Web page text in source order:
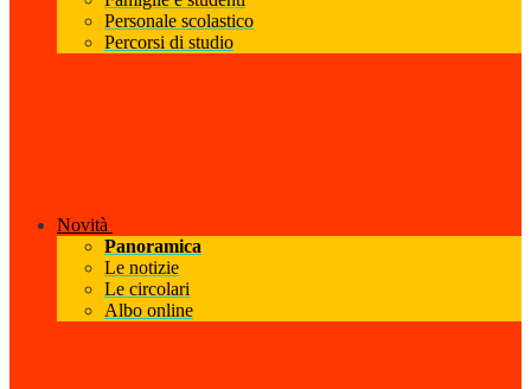
Personale scolastico
Percorsi di studio
Novità
Panoramica
Le notizie
Le circolari
Albo online